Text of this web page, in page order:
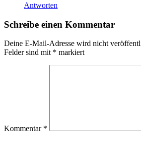
Antworten
Schreibe einen Kommentar
Deine E-Mail-Adresse wird nicht
Felder sind mit * markiert
Kommentar *